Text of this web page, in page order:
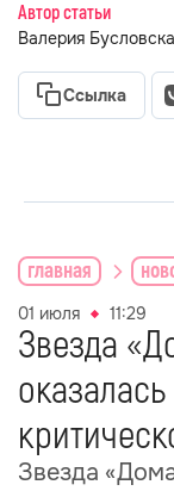
Автор статьи
Валерия
Ссылка
главная
01 июля 11:29
Звезда
Звезда